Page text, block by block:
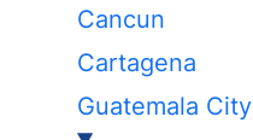
Cancun
Cartagena
Guatemala City